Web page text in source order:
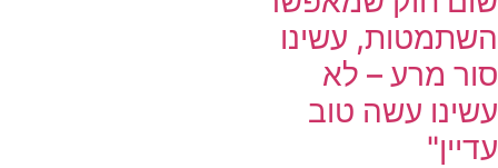
השתמטות, עשינו
סור מרע – לא
עשינו עשה טוב
עדיין"